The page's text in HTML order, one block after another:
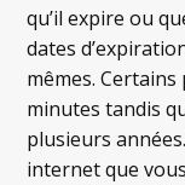
qu’il expire ou
dates
mêmes.
minutes tandis
plusieurs
internet que